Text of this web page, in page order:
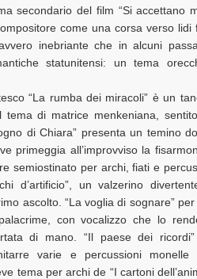
secondario del film “Si accettano
come una corsa verso lidi
inebriante che in alcuni
statunitensi: un tema
“La rumba dei miracoli” è un
tema di matrice menkeniana,
di Chiara” presenta un temino
primeggia all’improvviso la
semiostinato per archi, fiati e
d’artificio”, un valzerino
ascolto. “La voglia di sognare”
con vocalizzo che lo
di mano. “Il paese dei
varie e percussioni
tema per archi de “I cartoni